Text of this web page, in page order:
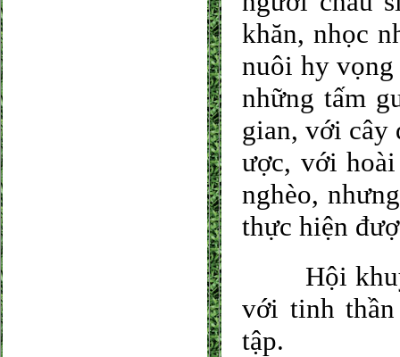
khăn, nhọc
nuôi hy vọng
những tấm
gian, với cây
ược, với
nghèo,
thực hiện
Hội
với tinh
tập.